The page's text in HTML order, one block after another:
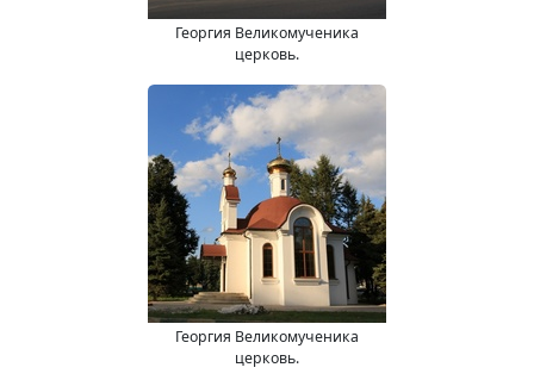
Георгия Великомученика
церковь.
Георгия Великомученика
церковь.